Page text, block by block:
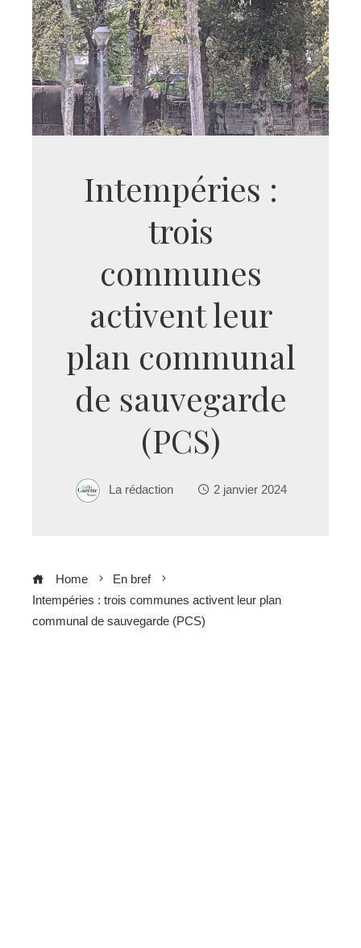
Intempéries :
trois
communes
activent leur
plan communal
de sauvegarde
(PCS)
La rédaction 2 janvier 2024
Home
En bref
Intempéries : trois communes activent leur plan
communal de sauvegarde (PCS)